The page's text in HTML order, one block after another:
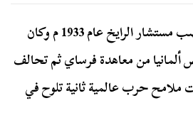
صعد أدولف هتلر إلى منصب مستشار الرايخ عام 1933 م وكان
من معاهدة فرساي ثم تحالف
ملامح حرب عالمية ثانية تلوح في